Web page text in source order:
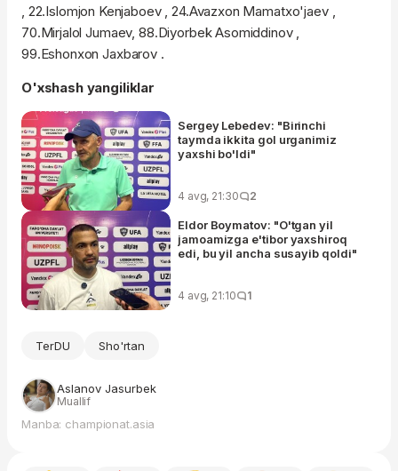
, 22.Islomjon Kenjaboev , 24.Avazxon Mamatxo'jaev ,
70.Mirjalol Jumaev, 88.Diyorbek Asomiddinov ,
99.Eshonxon Jaxbarov .
O'xshash yangiliklar
Sergey Lebedev: "Birinchi
taymda ikkita gol urganimiz
yaxshi bo'ldi"
4 avg, 21:30 2
Eldor Boymatov: "O'tgan yil
jamoamizga e'tibor yaxshiroq
edi, bu yil ancha susayib qoldi"
4 avg, 21:10 1
TerDU Sho'rtan
Aslanov Jasurbek
Muallif
Manba: championat.asia